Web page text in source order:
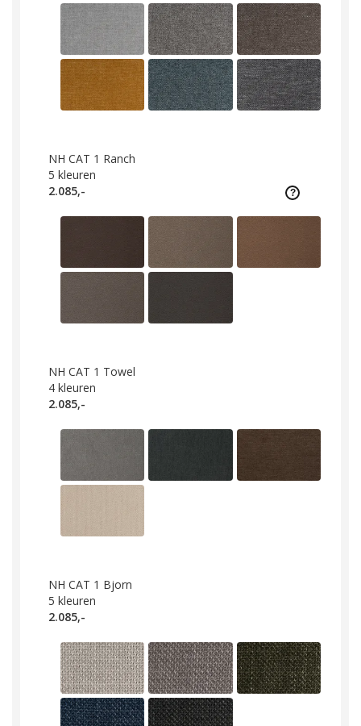
NH CAT 1 Ranch
5 kleuren
2.085,-
NH CAT 1 Towel
4 kleuren
2.085,-
NH CAT 1 Bjorn
5 kleuren
2.085,-